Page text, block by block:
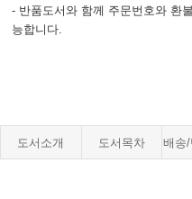
Section XVII: Appendices
Appendix 3. Measures of Test
- 반품도서와 함께 주문번호와 환
능합니다.
도서소개 도서목차 배송